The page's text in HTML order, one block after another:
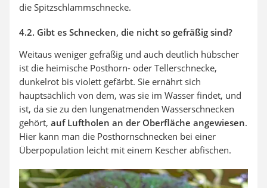
die Spitzschlammschnecke.
4.2. Gibt es Schnecken, die nicht so gefräßig sind?
Weitaus weniger gefräßig und auch deutlich hübscher
ist die heimische Posthorn- oder Tellerschnecke,
dunkelrot bis violett gefärbt. Sie ernährt sich
hauptsächlich von dem, was sie im Wasser findet, und
ist, da sie zu den lungenatmenden Wasserschnecken
gehört, auf Luftholen an der Oberfläche angewiesen.
Hier kann man die Posthornschnecken bei einer
Überpopulation leicht mit einem Kescher abfischen.